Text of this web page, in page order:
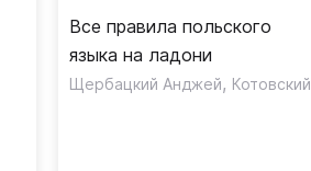
Все правила польского
языка на ладони
Щербацкий Анджей, Котовский Марек